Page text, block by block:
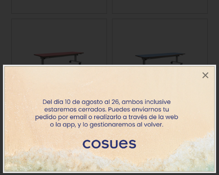
×
Mesa abatible 160x60 cm
T4-5-6-7
Precio
686.00€
Mesa abatible 180x60 cm
T4-5-6-7
Precio
709.12€